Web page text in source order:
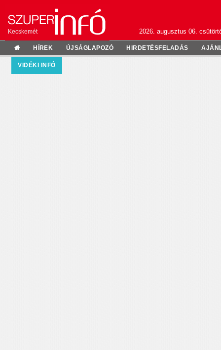
Kecskemét 2026. augusztus 06.
HÍREK ÚJSÁGLAPOZÓ HIRDETÉSFELADÁS
VIDÉKI INFÓ